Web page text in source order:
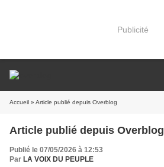
Publicité
Accueil » Article publié depuis Overblog
Article publié depuis Overblog
Publié le 07/05/2026 à 12:53
Par LA VOIX DU PEUPLE